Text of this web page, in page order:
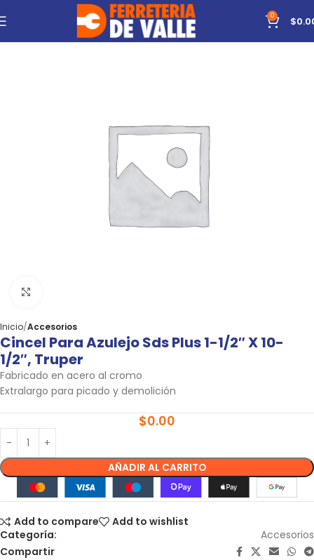
0 $
Inicio Accesorios
Cincel Para Azulejo Sds Plus 1-1/2″ X 10-
1/2″, Truper
Fabricado en acero al cromo
Extralargo para picado y demolición
$0.00
AÑADIR AL CARRITO
Add to compare
Add to wishlist
Categoría:
Accesorios
Compartir